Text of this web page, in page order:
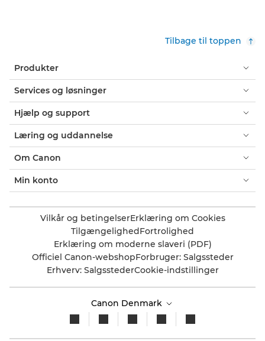
Tilbage til toppen
Produkter
Services og løsninger
Hjælp og support
Læring og uddannelse
Om Canon
Min konto
Vilkår og betingelserErklæring om Cookies
TilgængelighedFortrolighed
Erklæring om moderne slaveri (PDF)
Officiel Canon-webshopForbruger: Salgssteder
Erhverv: SalgsstederCookie-indstillinger
Canon Denmark